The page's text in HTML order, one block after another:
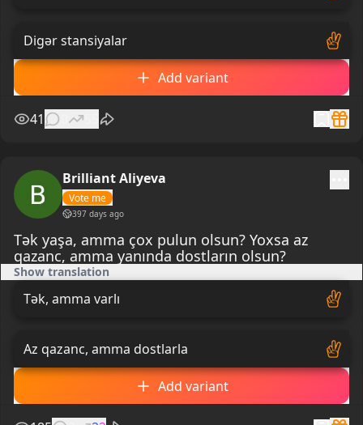
Digər stansiyalar
Add variant
41
Brilliant Aliyeva
Vote me
397 days ago
Tək yaşa, amma çox pulun olsun? Yoxsa az
qazanc, amma yanında dostların olsun?
Show translation
Tək, amma varlı
Az qazanc, amma dostlarla
Add variant